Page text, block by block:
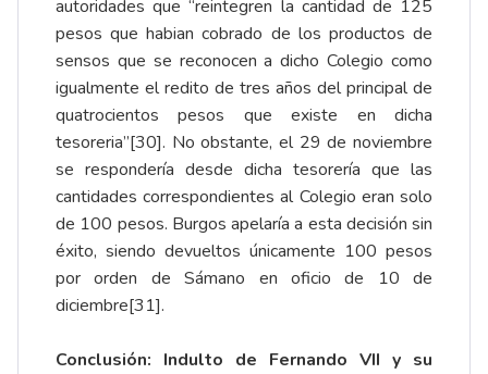
autoridades que “reintegren la cantidad de 125
pesos que habian cobrado de los productos de
sensos que se reconocen a dicho Colegio como
igualmente el redito de tres años del principal de
quatrocientos pesos que existe en dicha
tesoreria”[30]. No obstante, el 29 de noviembre
se respondería desde dicha tesorería que las
cantidades correspondientes al Colegio eran solo
de 100 pesos. Burgos apelaría a esta decisión sin
éxito, siendo devueltos únicamente 100 pesos
por orden de Sámano en oficio de 10 de
diciembre[31].
Conclusión: Indulto de Fernando VII y su